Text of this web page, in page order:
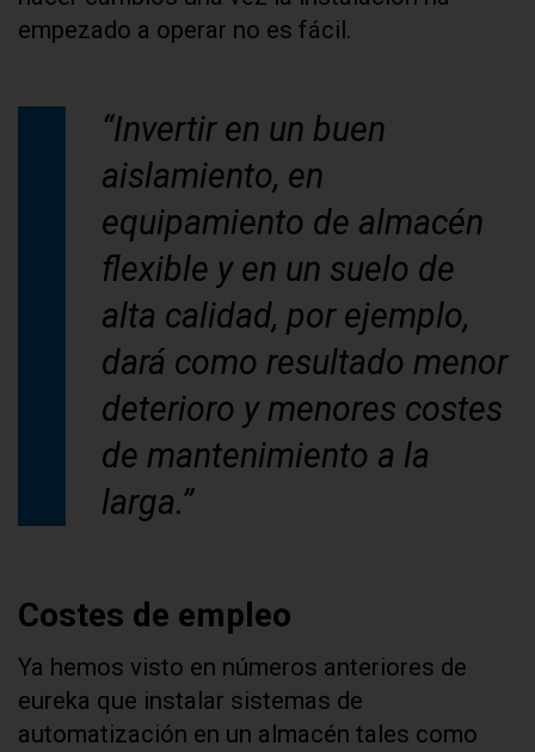
empezado a operar no es fácil.
“Invertir en un buen
aislamiento, en
equipamiento de almacén
flexible y en un suelo de
alta calidad, por ejemplo,
dará como resultado menor
deterioro y menores costes
de mantenimiento a la
larga.”
Costes de empleo
Ya hemos visto en números anteriores de
eureka que instalar sistemas de
automatización en un almacén tales como